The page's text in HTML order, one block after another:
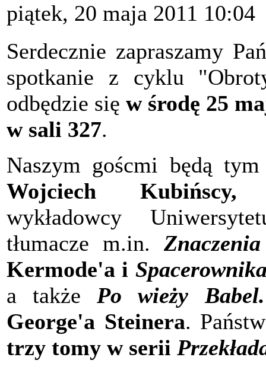
piątek, 20 maja 2011 10:04
Serdecznie zapraszamy
spotkanie z cyklu
odbędzie się w środę 25
w sali 327.
Naszym goścmi będą
Wojciech
wykładowcy
tłumacze m.in.
Kermode'a i
a takżePo wieży
George'a Steinera.
trzy tomy w serii